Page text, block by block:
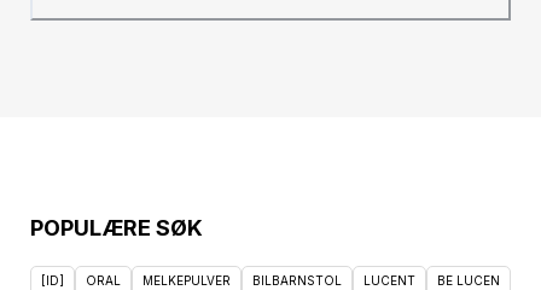
POPULÆRE SØK
[ID] ORAL MELKEPULVER BILBARNSTOL LUCENT BE LUCEN